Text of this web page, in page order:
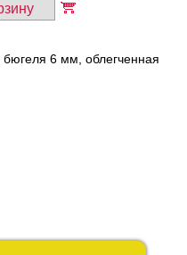
6 мм, облегченная